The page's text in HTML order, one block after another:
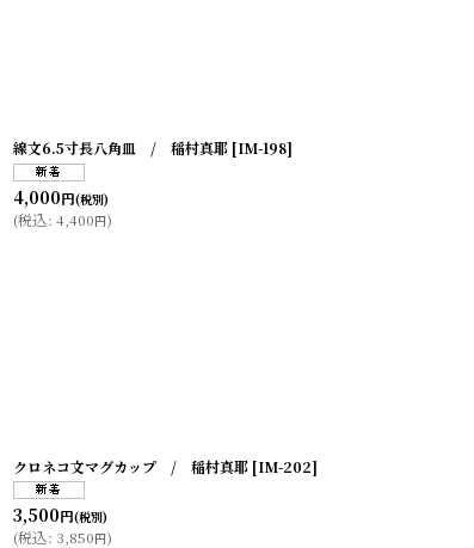
線文6.5寸長八角皿 / 稲村真耶 [IM-198]
4,000円(税別)
(税込: 4,400円)
クロネコ文マグカップ / 稲村真耶 [IM-202]
3,500円(税別)
(税込: 3,850円)